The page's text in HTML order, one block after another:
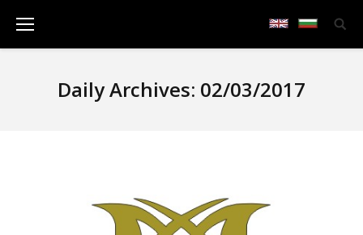
Daily Archives: 02/03/2017